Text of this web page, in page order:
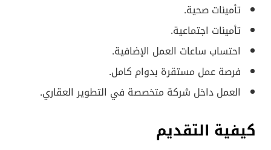
تأمينات صحية.
تأمينات اجتماعية.
احتساب ساعات العمل الإضافية.
فرصة عمل مستقرة بدوام كامل.
العمل داخل شركة متخصصة في التطوير العقاري.
كيفية التقديم